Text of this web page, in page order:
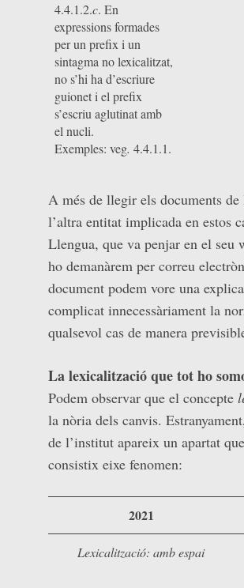
4.4.1.2.c. En
expressions formades
per un prefix i un
sintagma no lexicalitzat,
no s’hi ha d’escriure
guionet i el prefix
s’escriu aglutinat amb
el nucli.
Exemples: veg. 4.4.1.1.
A més de llegir els documents de
l’altra entitat implicada en estos
Llengua, que va penjar en el
ho demanàrem per correu
document podem vore una
complicat innecessàriament la
qualsevol cas de manera
La lexicalització que tot ho
Podem observar que el concepte
la nòria dels canvis.
de l’institut apareix un apartat
consistix eixe fenomen:
2021
Lexicalització: amb espai